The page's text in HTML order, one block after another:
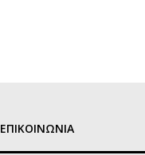
ΕΠΙΚΟΙΝΩΝΙΑ